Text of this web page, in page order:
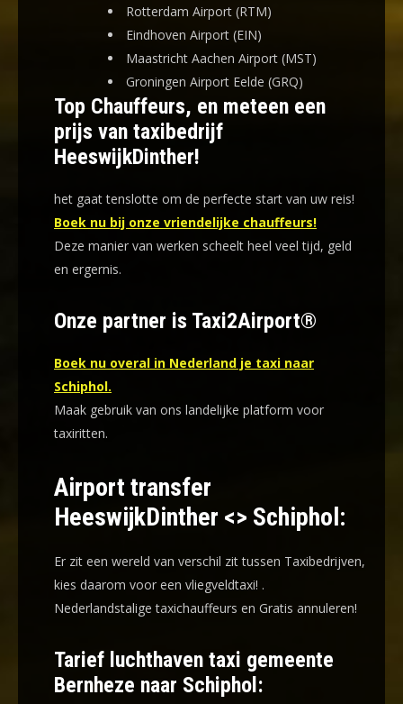
Rotterdam Airport (RTM)
Eindhoven Airport (EIN)
Maastricht Aachen Airport (MST)
Groningen Airport Eelde (GRQ)
Top Chauffeurs, en meteen een
prijs van taxibedrijf
HeeswijkDinther!
het gaat tenslotte om de perfecte start van uw reis!
Boek nu bij onze vriendelijke chauffeurs!
Deze manier van werken scheelt heel veel tijd, geld
en ergernis.
Onze partner is Taxi2Airport®
Boek nu overal in Nederland je taxi naar
Schiphol.
Maak gebruik van ons landelijke platform voor
taxiritten.
Airport transfer
HeeswijkDinther <> Schiphol:
Er zit een wereld van verschil zit tussen Taxibedrijven,
kies daarom voor een vliegveldtaxi! .
Nederlandstalige taxichauffeurs en Gratis annuleren!
Tarief luchthaven taxi gemeente
Bernheze naar Schiphol: